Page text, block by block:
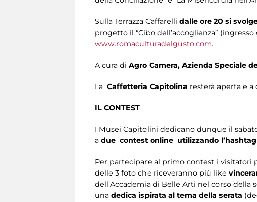
Sulla Terrazza Caffarelli dalle ore 20 si
progetto il “Cibo dell’accoglienza”
www.romaculturadelgusto.com.
A cura di Agro Camera, Azienda Speciale
La Caffetteria Capitolina resterà aperta e
IL CONTEST
I Musei Capitolini dedicano dunque il
a due contest online utilizzando
Per partecipare al primo contest i visitatori
delle 3 foto che riceveranno più like
dell’Accademia di Belle Arti nel corso
una dedica ispirata al tema della serata